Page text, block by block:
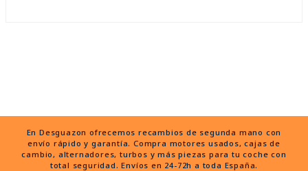
En Desguazon ofrecemos recambios de segunda mano con
envío rápido y garantía. Compra motores usados, cajas de
cambio, alternadores, turbos y más piezas para tu coche con
total seguridad. Envíos en 24-72h a toda España.